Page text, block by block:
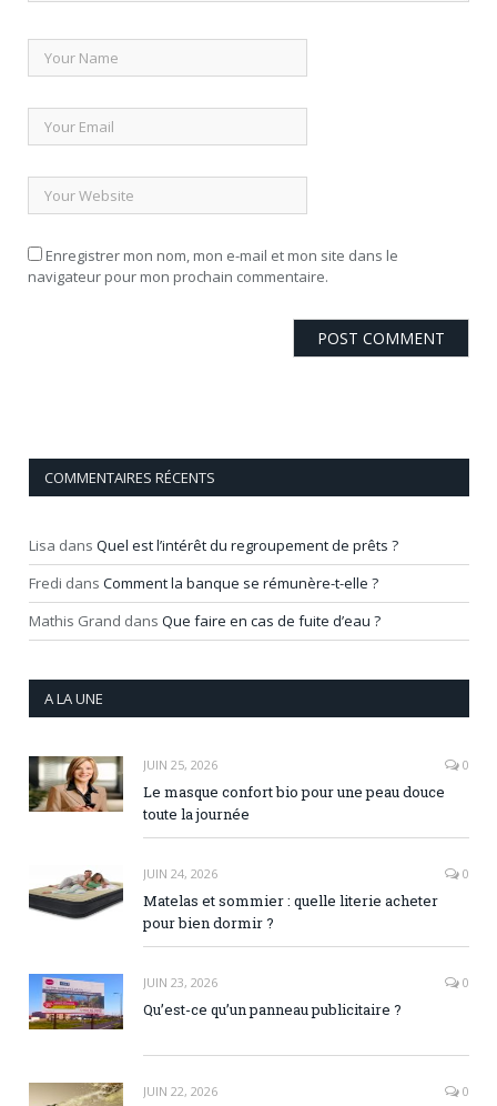
Enregistrer mon nom, mon e-mail et mon site dans le
navigateur pour mon prochain commentaire.
COMMENTAIRES RÉCENTS
Lisa dans Quel est l’intérêt du regroupement de prêts ?
Fredi dans Comment la banque se rémunère-t-elle ?
Mathis Grand dans Que faire en cas de fuite d’eau ?
A LA UNE
JUIN 25, 2026 0
Le masque confort bio pour une peau douce
toute la journée
JUIN 24, 2026 0
Matelas et sommier : quelle literie acheter
pour bien dormir ?
JUIN 23, 2026 0
Qu’est-ce qu’un panneau publicitaire ?
JUIN 22, 2026 0